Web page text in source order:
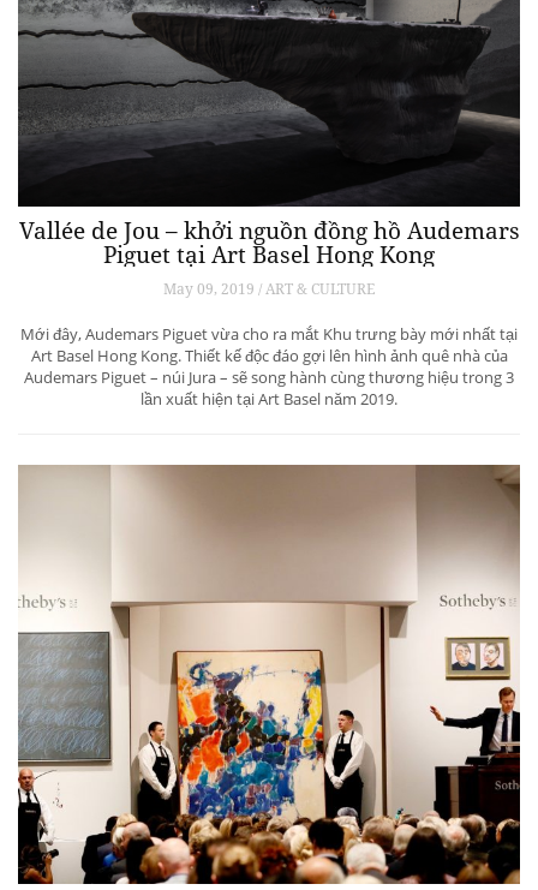
Vallée de Jou – khởi nguồn đồng hồ Audemars
Piguet tại Art Basel Hong Kong
May 09, 2019 / ART & CULTURE
Mới đây, Audemars Piguet vừa cho ra mắt Khu trưng bày mới nhất tại
Art Basel Hong Kong. Thiết kế độc đáo gợi lên hình ảnh quê nhà của
Audemars Piguet – núi Jura – sẽ song hành cùng thương hiệu trong 3
lần xuất hiện tại Art Basel năm 2019.